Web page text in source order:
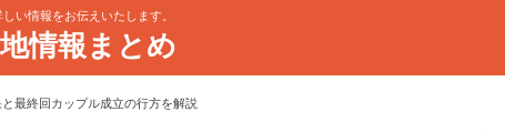
い情報をお伝えいたします。
情報まとめ
と最終回カップル成立の行方を解説